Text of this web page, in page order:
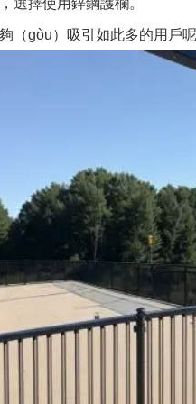
選擇使用鋅鋼護欄。
（gòu）吸引如此多的用戶